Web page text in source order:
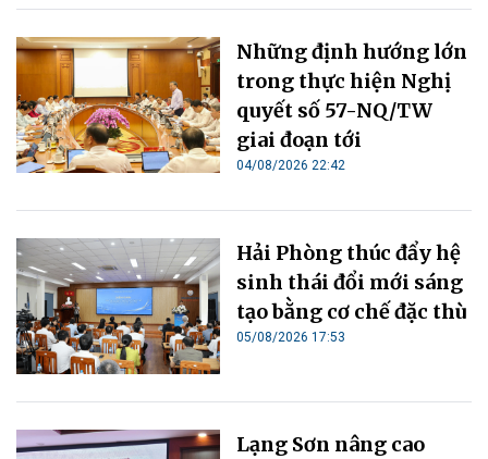
Những định hướng lớn
trong thực hiện Nghị
quyết số 57-NQ/TW
giai đoạn tới
04/08/2026 22:42
Hải Phòng thúc đẩy hệ
sinh thái đổi mới sáng
tạo bằng cơ chế đặc thù
05/08/2026 17:53
Lạng Sơn nâng cao